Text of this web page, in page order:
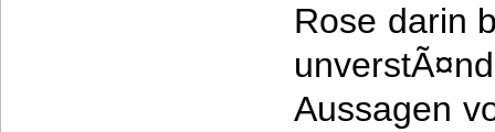
Rose darin
Aussagen